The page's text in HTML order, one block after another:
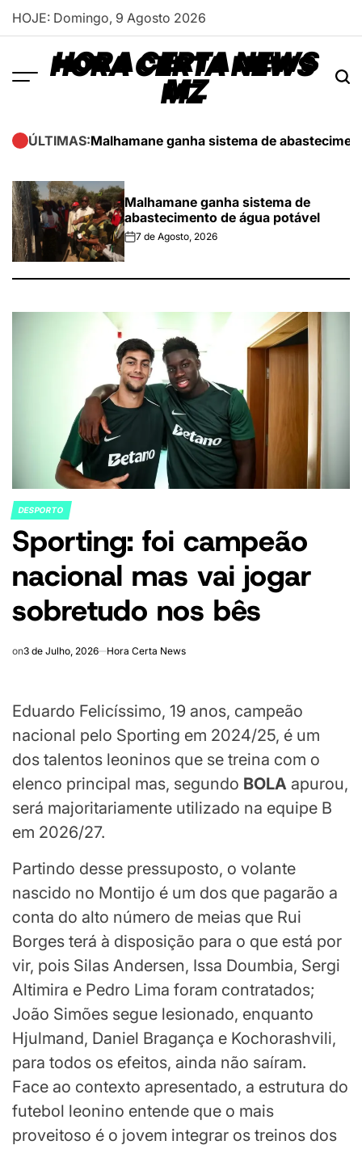
Skip
HOJE: Domingo, 9 Agosto 2026
HORA CERTA NEWS
MZ
ÚLTIMAS:Malhamane ganha sistema de
Malhamane ganha sistema de
abastecimento de água potável
on7 de Agosto, 2026
POSTED
IN
DESPORTO
Sporting: foi campeão
nacional mas vai jogar
sobretudo nos bês
on3 de Julho, 2026 Hora Certa News
Eduardo Felicíssimo, 19 anos, campeão
nacional pelo Sporting em 2024/25, é um
dos talentos leoninos que se treina com o
elenco principal mas, segundo BOLA apurou,
será majoritariamente utilizado na equipe B
em 2026/27.
Partindo desse pressuposto, o volante
nascido no Montijo é um dos que pagarão a
conta do alto número de meias que Rui
Borges terá à disposição para o que está por
vir, pois Silas Andersen, Issa Doumbia, Sergi
Altimira e Pedro Lima foram contratados;
João Simões segue lesionado, enquanto
Hjulmand, Daniel Bragança e Kochorashvili,
para todos os efeitos, ainda não saíram.
Face ao contexto apresentado, a estrutura do
futebol leonino entende que o mais
proveitoso é o jovem integrar os treinos dos